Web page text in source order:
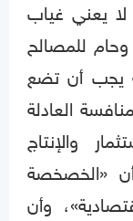
يعني غياب
للمصالح
يجب أن تضع
العادلة
والإنتاج
«الخصخصة
وأن